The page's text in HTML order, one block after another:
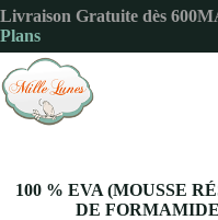
Passer
au
contenu
Livraison Gratuite dès
Plans
100 % EVA (MOUSSE
DE